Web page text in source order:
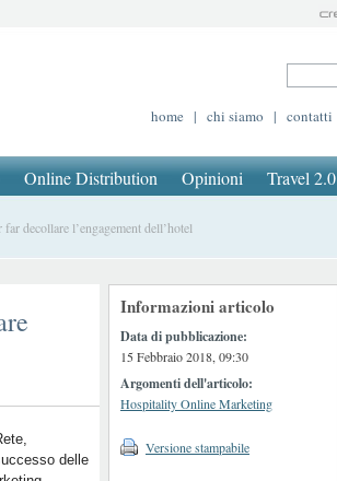
home | chi siamo | contatti
Online Distribution Opinioni Travel 2.0
decollare l’engagement dell’hotel
Informazioni articolo
Data di pubblicazione:
15 Febbraio 2018, 09:30
Argomenti dell'articolo:
Hospitality Online Marketing
Versione stampabile
delle